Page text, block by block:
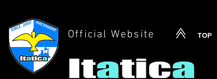
Official Website TOP